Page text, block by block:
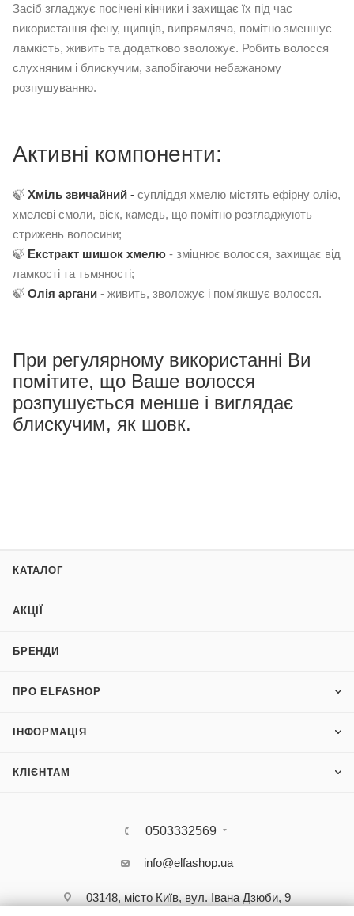
Засіб згладжує посічені кінчики і захищає їх під час
використання фену, щипців, випрямляча, помітно зменшує
ламкість, живить та додатково зволожує. Робить волосся
слухняним і блискучим, запобігаючи небажаному
розпушуванню.
Активні компоненти:
🍃 Хміль звичайний - супліддя хмелю містять ефірну олію,
хмелеві смоли, віск, камедь, що помітно розгладжують
стрижень волосини;
🍃 Екстракт шишок хмелю - зміцнює волосся, захищає від
ламкості та тьмяності;
🍃 Олія аргани - живить, зволожує і пом'якшує волосся.
При регулярному використанні Ви
помітите, що Ваше волосся
розпушується менше і виглядає
блискучим, як шовк.
КАТАЛОГ
АКЦІЇ
БРЕНДИ
ПРО ELFASHOP
ІНФОРМАЦІЯ
КЛІЄНТАМ
0503332569
info@elfashop.ua
03148, місто Київ, вул. Івана Дзюби, 9